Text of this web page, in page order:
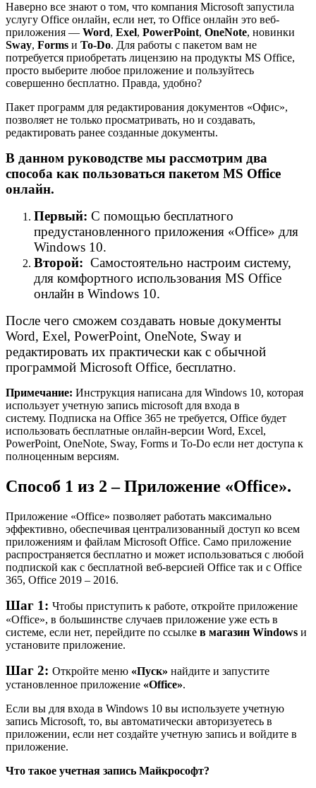
Наверно все знают о том, что компания Microsoft запустила
услугу Office онлайн, если нет, то Office онлайн это веб-
приложения — Word, Exel, PowerPoint, OneNote, новинки
Sway, Forms и To-Do. Для работы с пакетом вам не
потребуется приобретать лицензию на продукты MS Office,
просто выберите любое приложение и пользуйтесь
совершенно бесплатно. Правда, удобно?
Пакет программ для редактирования документов «Офис»,
позволяет не только просматривать, но и создавать,
редактировать ранее созданные документы.
В данном руководстве мы рассмотрим два
способа как пользоваться пакетом MS Office
онлайн.
Первый: С помощью бесплатного
предустановленного приложения «Office» для
Windows 10.
Второй: Самостоятельно настроим систему,
для комфортного использования MS Office
онлайн в Windows 10.
После чего сможем создавать новые документы
Word, Exel, PowerPoint, OneNote, Sway и
редактировать их практически как с обычной
программой Microsoft Office, бесплатно.
Примечание: Инструкция написана для Windows 10, которая
использует учетную запись microsoft для входа в
систему. Подписка на Office 365 не требуется, Office будет
использовать бесплатные онлайн-версии Word, Excel,
PowerPoint, OneNote, Sway, Forms и To-Do если нет доступа к
полноценным версиям.
Способ 1 из 2 – Приложение «Office».
Приложение «Office» позволяет работать максимально
эффективно, обеспечивая централизованный доступ ко всем
приложениям и файлам Microsoft Office. Само приложение
распространяется бесплатно и может использоваться с любой
подпиской как с бесплатной веб-версией Office так и с Office
365, Office 2019 – 2016.
Шаг 1: Чтобы приступить к работе, откройте приложение
«Office», в большинстве случаев приложение уже есть в
системе, если нет, перейдите по ссылке в магазин Windows и
установите приложение.
Шаг 2: Откройте меню «Пуск» найдите и запустите
установленное приложение «Office».
Если вы для входа в Windows 10 вы используете учетную
запись Microsoft, то, вы автоматически авторизуетесь в
приложении, если нет создайте учетную запись и войдите в
приложение.
Что такое учетная запись Майкрософт?